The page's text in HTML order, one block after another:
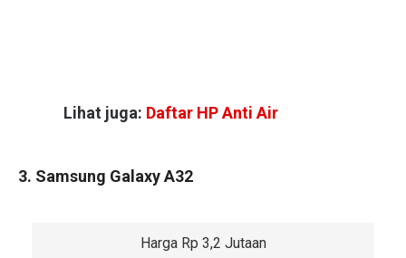
Lihat juga: Daftar HP Anti Air
3. Samsung Galaxy A32
Harga Rp 3,2 Jutaan